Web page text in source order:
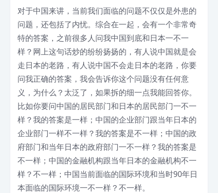
对于中国来讲，当前我们面临的问题不仅仅是外患的
问题，还包括了内忧。综合在一起，会有一个非常奇
特的答案，之前很多人问我中国到底和日本一不一
样？网上这句话炒的纷纷扬扬的，有人说中国就是会
走日本的老路，有人说中国不会走日本的老路，你要
问我正确的答案，我会告诉你这个问题没有任何意
义，为什么？太泛了，如果拆的细一点我能回答你。
比如你要问中国的居民部门和日本的居民部门一不一
样？我的答案是一样；中国的企业部门跟当年日本的
企业部门一样不一样？我的答案是不一样；中国的政
府部门和当年日本的政府部门一不一样？我的答案是
不一样；中国的金融机构跟当年日本的金融机构不一
样？不一样；中国当前面临的国际环境和当时90年日
本面临的国际环境一不一样？不一样。